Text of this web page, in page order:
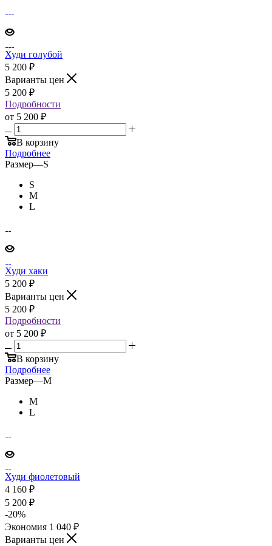
Худи голубой
5 200 ₽
Варианты цен
5 200 ₽
Подробности
от 5 200 ₽
В корзину
Подробнее
Размер—S
S
M
L
Худи хаки
5 200 ₽
Варианты цен
5 200 ₽
Подробности
от 5 200 ₽
В корзину
Подробнее
Размер—M
M
L
Худи фиолетовый
4 160 ₽
5 200 ₽
-20%
Экономия 1 040 ₽
Варианты цен